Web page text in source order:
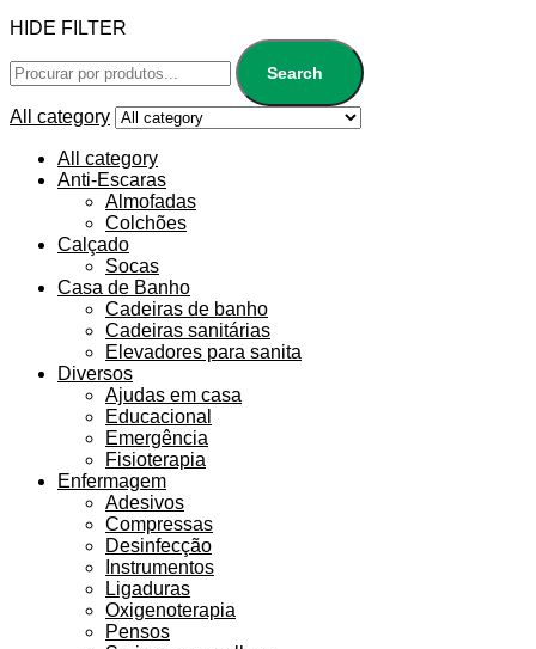
HIDE FILTER
Search
All category
All category
Anti-Escaras
Almofadas
Colchões
Calçado
Socas
Casa de Banho
Cadeiras de banho
Cadeiras sanitárias
Elevadores para sanita
Diversos
Ajudas em casa
Educacional
Emergência
Fisioterapia
Enfermagem
Adesivos
Compressas
Desinfecção
Instrumentos
Ligaduras
Oxigenoterapia
Pensos